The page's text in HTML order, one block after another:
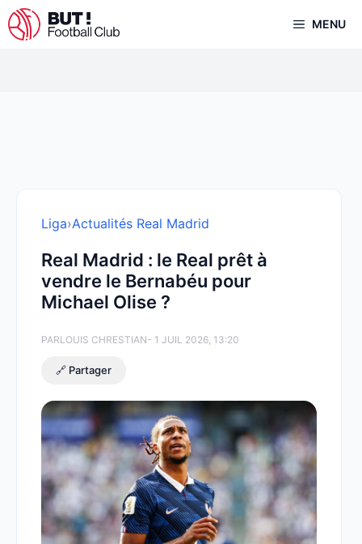
Aller
au
MENU
Liga›Actualités Real Madrid
Real Madrid : le Real prêt à
vendre le Bernabéu pour
Michael Olise ?
PARLOUIS CHRESTIAN- 1 JUIL 2026, 13:20
🔗 Partager